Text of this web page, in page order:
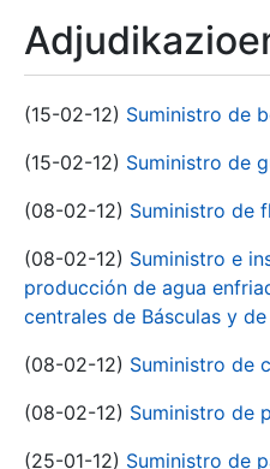
(15-02-12) Suministro de
(15-02-12) Suministro de
(08-02-12) Suministro de
(08-02-12) Suministro e
producción de agua
centrales de Básculas y
(08-02-12) Suministro de
(08-02-12) Suministro de
(25-01-12) Suministro de